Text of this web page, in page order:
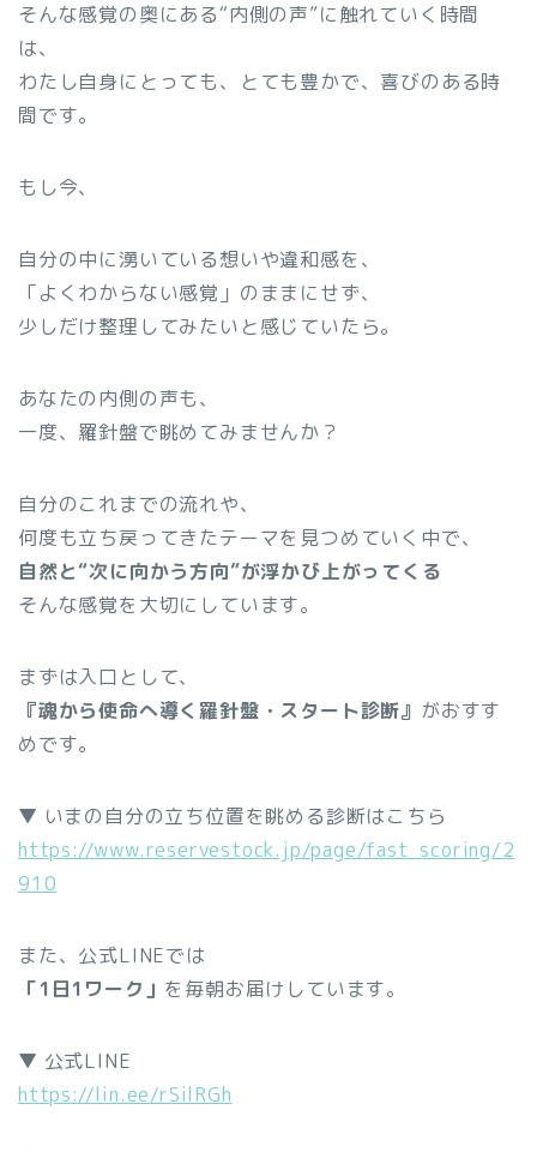
そんな感覚の奥にある“内側の声”に触れていく時間
は、
わたし自身にとっても、とても豊かで、喜びのある時
間です。
もし今、
自分の中に湧いている想いや違和感を、
「よくわからない感覚」のままにせず、
少しだけ整理してみたいと感じていたら。
あなたの内側の声も、
一度、羅針盤で眺めてみませんか？
自分のこれまでの流れや、
何度も立ち戻ってきたテーマを見つめていく中で、
自然と“次に向かう方向”が浮かび上がってくる
そんな感覚を大切にしています。
まずは入口として、
『魂から使命へ導く羅針盤・スタート診断』 がおすす
めです。
▼ いまの自分の立ち位置を眺める診断はこちら
https://www.reservestock.jp/page/fast_scoring/2
910
また、公式LINEでは
「1日1ワーク」 を毎朝お届けしています。
▼ 公式LINE
https://lin.ee/rSilRGh